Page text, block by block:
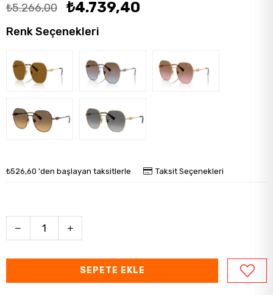
₺5.266,00 ₺4.739,40
Renk Seçenekleri
₺526,60 'den başlayan taksitlerle Taksit Seçenekleri